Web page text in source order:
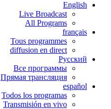
English
Live Broadcast
All Programs
français
Tous programmes
diffusion en direct
Русский
Все программы
Прямая трансляция
español
Todos los programas
Transmisión en vivo